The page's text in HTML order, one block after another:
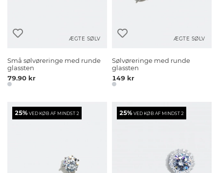
ÆGTE SØLV
Små sølvøreringe med runde
glassten
79.90 kr
ÆGTE SØLV
Sølvøreringe med runde
glassten
149 kr
25%VED KØB AF MINDST 2 25%VED KØB AF MINDST 2